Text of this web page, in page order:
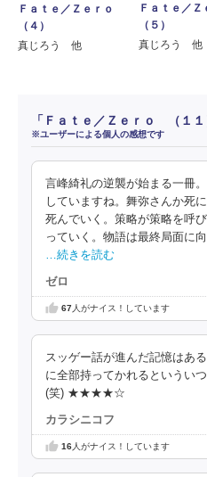
Ｆａｔｅ／Ｚｅｒｏ
（４）
真じろう 他
Ｆａｔｅ／
（５）
真じろう 他
「Ｆａｔｅ／Ｚｅｒｏ （１
※ユーザーによる個人の感想です
言峰綺礼の逆襲が始まる一冊
していますね。舞弥さんか死
死んでいく。策略が策略を呼
っていく。物語は最終局面に
…続きを読む
ゼロ
67人がナイス！しています
スッゲー話が進んだ記憶はあ
に全部持ってかれるというい
(笑) ★★★★☆
カラシニコフ
16人がナイス！しています